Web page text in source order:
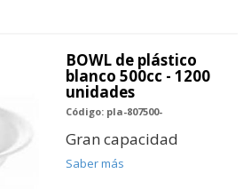
BOWL de plástico
blanco 500cc - 1200
unidades
Código: pla-807500-
Gran capacidad
Saber más